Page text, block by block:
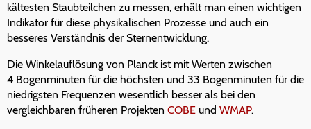
kältesten Staubteilchen zu messen, erhält man einen wichtigen
Indikator für diese physikalischen Prozesse und auch ein
besseres Verständnis der Sternentwicklung.
Die Winkelauflösung von Planck ist mit Werten zwischen
4 Bogenminuten für die höchsten und 33 Bogenminuten für die
niedrigsten Frequenzen wesentlich besser als bei den
vergleichbaren früheren Projekten COBE und WMAP.